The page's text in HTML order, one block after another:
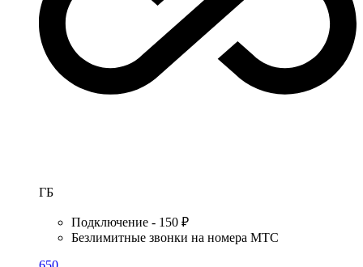
ГБ
Подключение - 150 ₽
Безлимитные звонки на номера МТС